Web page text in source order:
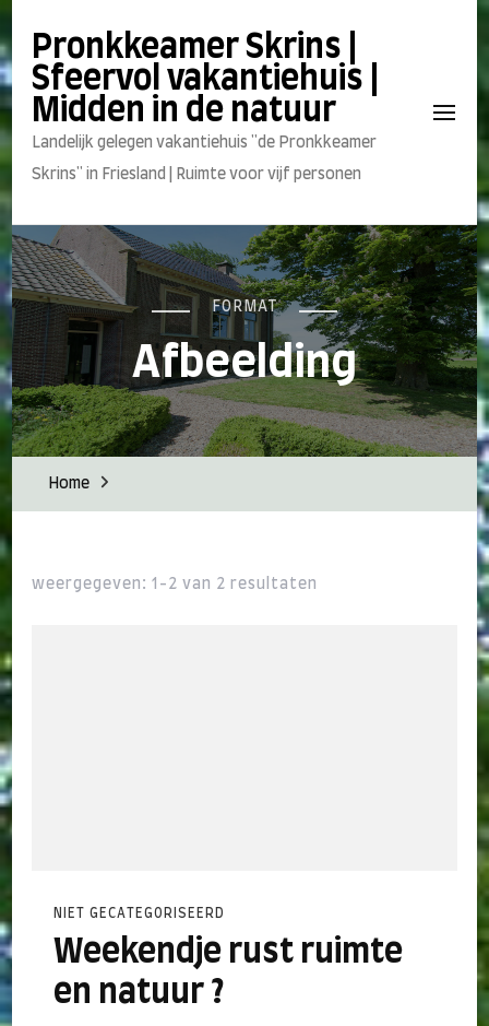
Pronkkeamer Skrins |
Sfeervol vakantiehuis |
Midden in de natuur
Landelijk gelegen vakantiehuis "de Pronkkeamer
Skrins" in Friesland | Ruimte voor vijf personen
FORMAT
Afbeelding
Home
weergegeven: 1-2 van 2 resultaten
NIET GECATEGORISEERD
Weekendje rust ruimte
en natuur ?